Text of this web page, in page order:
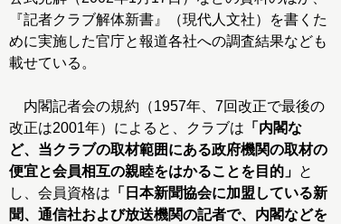
『記者クラブ解体新書』（現代人文社）を書くた
めに実施した官庁と報道各社への調査結果なども
載せている。
内閣記者会の規約（1957年、7回改正で最後の
改正は2001年）によると、クラブは 「内閣な
ど、当クラブの取材範囲にある政府機関の取材の
便宜と会員相互の親睦をはかることを目的」 と
し、会員資格は 「日本新聞協会に加盟している新
聞、通信社および放送機関の記者で、内閣などを